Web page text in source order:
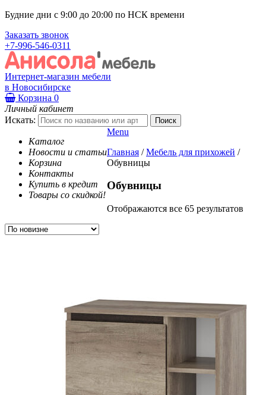
Будние дни с 9:00 до 20:00 по НСК времени
Заказать звонок
+7-996-546-0311
Интернет-магазин мебели
в Новосибирске
Корзина 0
Личный кабинет
Искать:
Каталог
Новости и статьи
Корзина
Контакты
Купить в кредит
Товары со скидкой!
Menu
Главная / Мебель для прихожей /
Обувницы
Обувницы
Отображаются все 65 результатов